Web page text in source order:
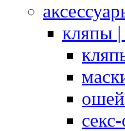
кляпы |